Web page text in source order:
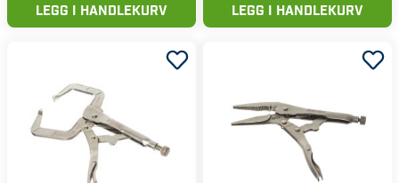
LEGG I HANDLEKURV LEGG I HANDLEKURV